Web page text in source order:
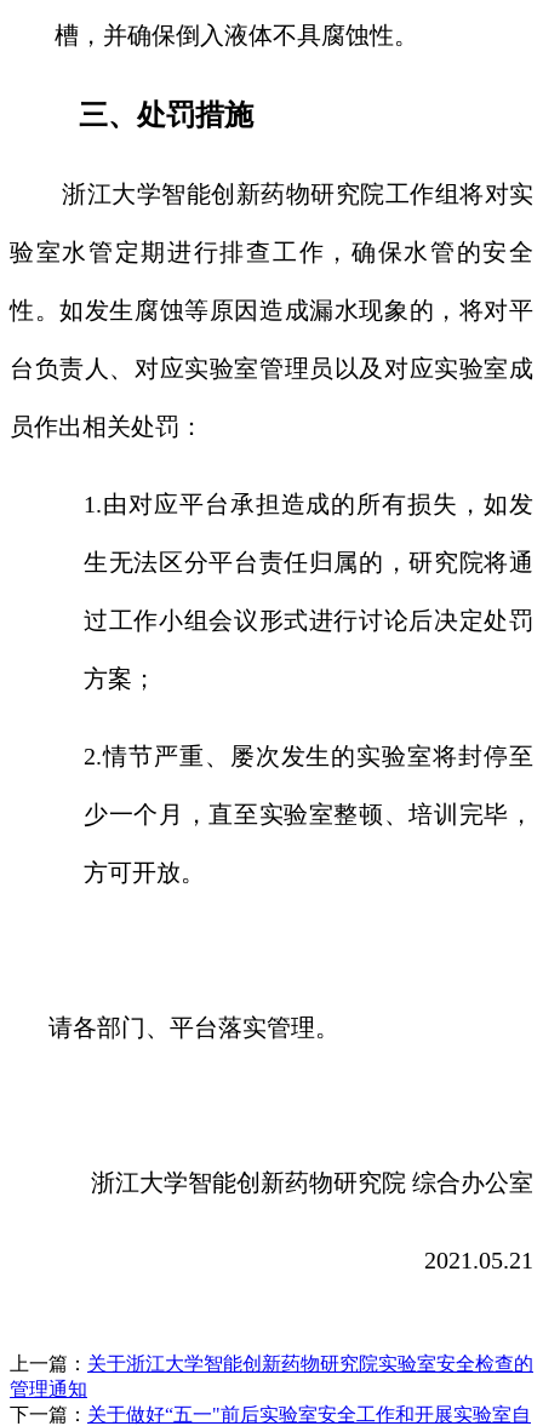
槽，并确保倒入液体不具腐蚀性。
三、 处罚措施
浙江大学智能创新药物研究院工作组将对实
验室水管定期进行排查工作，确保水管的安全
性。如发生腐蚀等原因造成漏水现象的，将对平
台负责人、对应实验室管理员以及对应实验室成
员作出相关处罚：
1.由对应平台承担造成的所有损失，如发
生无法区分平台责任归属的，研究院将通
过工作小组会议形式进行讨论后决定处罚
方案；
2.情节严重、屡次发生的实验室将封停至
少一个月，直至实验室整顿、培训完毕，
方可开放。
请各部门、平台落实管理。
浙江大学智能创新药物研究院 综合办公室
2021.05.21
上一篇： 关于浙江大学智能创新药物研究院实验室安全检查的
管理通知
下一篇： 关于做好“五一"前后实验室安全工作和开展实验室自